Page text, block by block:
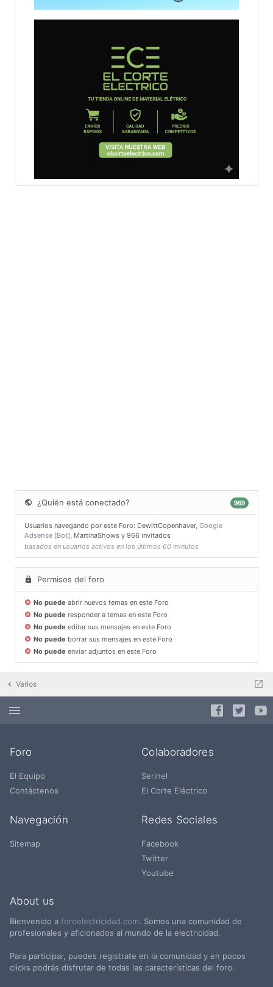
¿Quién está conectado? 969
Usuarios navegando por este Foro: DewittCopenhaver, Google
Adsense [Bot], MartinaShows y 966 invitados
basados en usuarios activos en los últimos 60 minutos
Permisos del foro
No puede abrir nuevos temas en este Foro
No puede responder a temas en este Foro
No puede editar sus mensajes en este Foro
No puede borrar sus mensajes en este Foro
No puede enviar adjuntos en este Foro
Varios
Foro
El Equipo
Contáctenos
Colaboradores
Serinel
El Corte Eléctrico
Navegación
Sitemap
Redes Sociales
Facebook
Twitter
Youtube
About us
Bienvenido a foroelectricidad.com. Somos una comunidad de
profesionales y aficionados al mundo de la electricidad.
Para participar, puedes registrate en la comunidad y en pocos
clicks podrás disfrutar de todas las características del foro.